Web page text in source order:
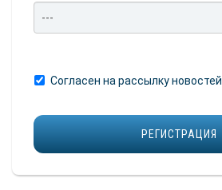
Согласен на рассылку новостей